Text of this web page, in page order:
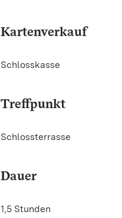
Kartenverkauf
Schlosskasse
Treffpunkt
Schlossterrasse
Dauer
1,5 Stunden